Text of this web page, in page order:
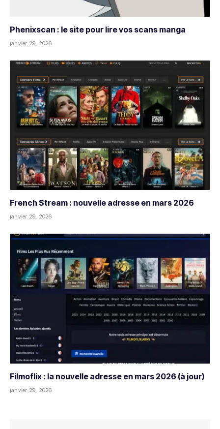
Phenixscan : le site pour lire vos scans manga
janvier 29, 2026
French Stream : nouvelle adresse en mars 2026
janvier 29, 2026
Filmoflix : la nouvelle adresse en mars 2026 (à jour)
janvier 29, 2026